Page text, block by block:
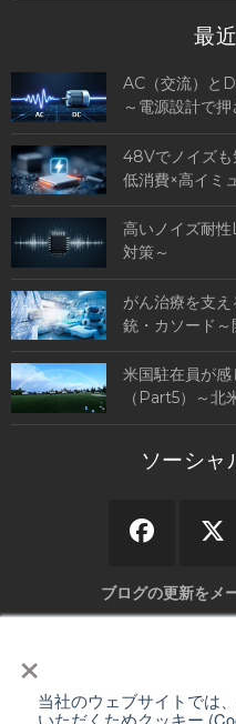
×
当社のウェブサイトでは
いただくためクッキー
最
AC（交流）と
～電源設計で
48Vでノイズも
低消費×高イミ
高いノイズ耐
対策～
がん治療を支
銃・カソード
米国駐在員が
（Part5）～北
ソーシャ
ブログの更新をメ
弊社の「個人情報保護について」を